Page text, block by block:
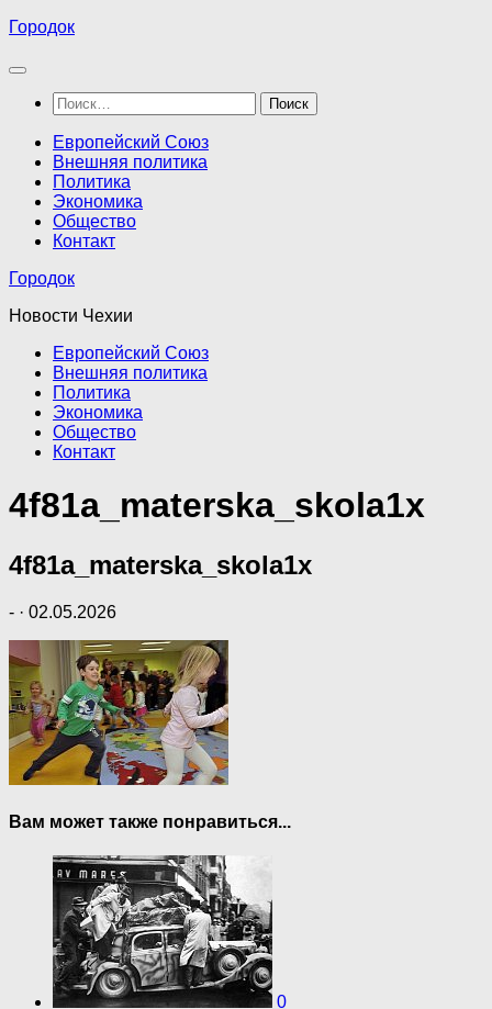
Перейти
содержимому
Городок
Найти:
Европейский Союз
Внешняя политика
Политика
Экономика
Общество
Контакт
Городок
Новости Чехии
Европейский Союз
Внешняя политика
Политика
Экономика
Общество
Контакт
4f81a_materska_skola1x
4f81a_materska_skola1x
- · 02.05.2026
Вам может также понравиться...
0